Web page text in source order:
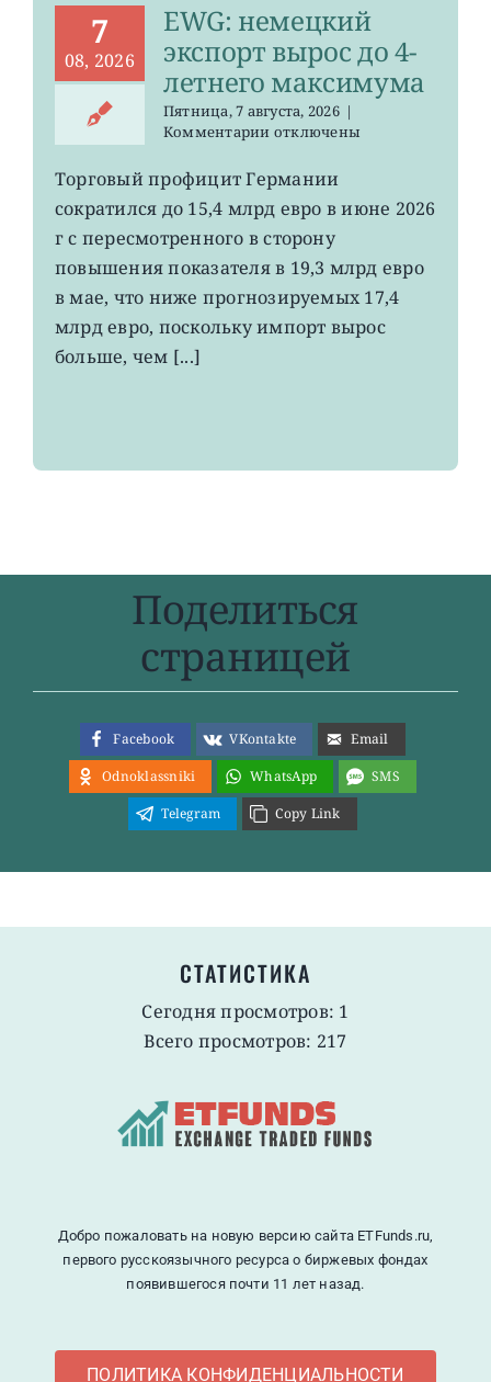
7
08, 2026
EWG: немецкий
экспорт вырос до 4-
летнего максимума
Пятница, 7 августа, 2026 |
Комментариик
EWG:
немецкий
экспорт
вырос
4-
летнего
отключены
Торговый профицит Германии
сократился до 15,4 млрд евро в июне 2026
г с пересмотренного в сторону
повышения показателя в 19,3 млрд евро
в мае, что ниже прогнозируемых 17,4
млрд евро, поскольку импорт вырос
больше, чем [...]
Поделиться
страницей
Facebook VKontakte
Email
Odnoklassniki
WhatsApp
SMS
Telegram
Copy Link
СТАТИСТИКА
Сегодня просмотров: 1
Всего просмотров: 217
Добро пожаловать на новую версию сайта ETFunds.ru,
первого русскоязычного ресурса о биржевых фондах
появившегося почти 11 лет назад.
ПОЛИТИКА КОНФИДЕНЦИАЛЬНОСТИ